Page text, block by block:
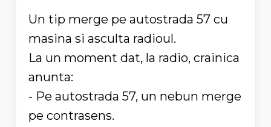
Un tip merge pe autostrada 57 cu
masina si asculta radioul.
La un moment dat, la radio, crainica
anunta:
- Pe autostrada 57, un nebun merge
pe contrasens.